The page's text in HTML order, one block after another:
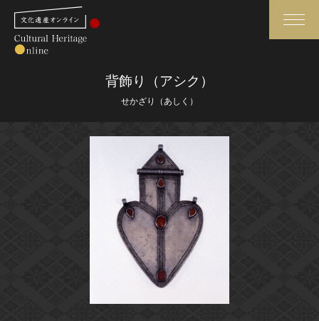
さらに詳細検索
全国の美術館・博物館
媒体資料・関連記事等
博物館、美術館の皆さまへ
文化庁よりご挨拶
今月のみどころ
お知らせ一覧
背飾り（アシク）
せかざり（あしく）